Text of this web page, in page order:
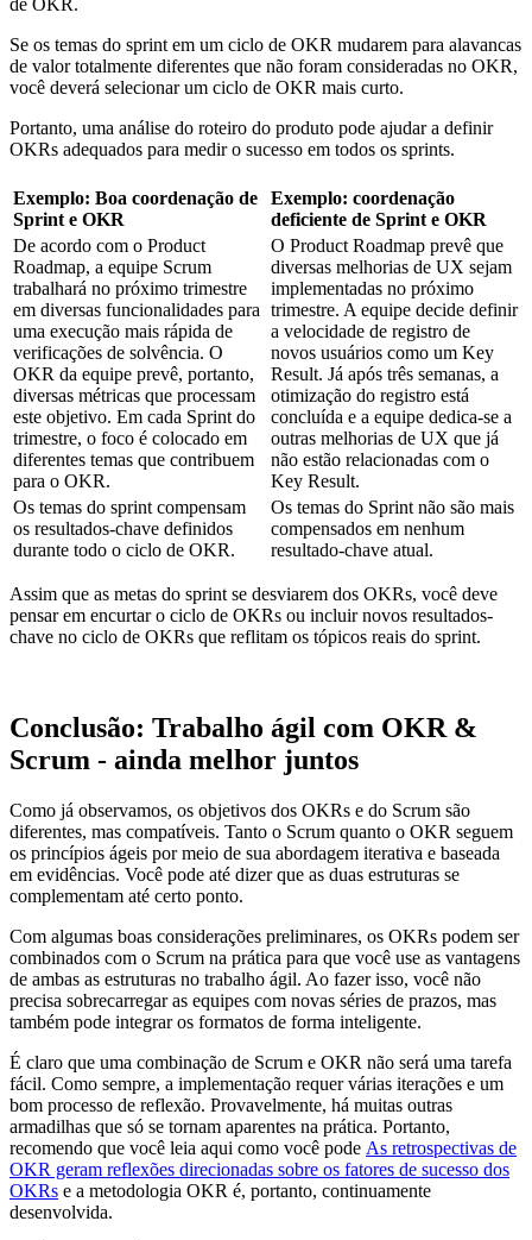
de OKR.
Se os temas do sprint em um ciclo de OKR mudarem para alavancas
de valor totalmente diferentes que não foram consideradas no OKR,
você deverá selecionar um ciclo de OKR mais curto.
Portanto, uma análise do roteiro do produto pode ajudar a definir
OKRs adequados para medir o sucesso em todos os sprints.
Exemplo: Boa coordenação de
Sprint e OKR
Exemplo: coordenação
deficiente de Sprint e OKR
De acordo com o Product
Roadmap, a equipe Scrum
trabalhará no próximo trimestre
em diversas funcionalidades para
uma execução mais rápida de
verificações de solvência. O
OKR da equipe prevê, portanto,
diversas métricas que processam
este objetivo. Em cada Sprint do
trimestre, o foco é colocado em
diferentes temas que contribuem
para o OKR.
O Product Roadmap prevê que
diversas melhorias de UX sejam
implementadas no próximo
trimestre. A equipe decide definir
a velocidade de registro de
novos usuários como um Key
Result. Já após três semanas, a
otimização do registro está
concluída e a equipe dedica-se a
outras melhorias de UX que já
não estão relacionadas com o
Key Result.
Os temas do sprint compensam
os resultados-chave definidos
durante todo o ciclo de OKR.
Os temas do Sprint não são mais
compensados em nenhum
resultado-chave atual.
Assim que as metas do sprint se desviarem dos OKRs, você deve
pensar em encurtar o ciclo de OKRs ou incluir novos resultados-
chave no ciclo de OKRs que reflitam os tópicos reais do sprint.
Conclusão: Trabalho ágil com OKR &
Scrum - ainda melhor juntos
Como já observamos, os objetivos dos OKRs e do Scrum são
diferentes, mas compatíveis. Tanto o Scrum quanto o OKR seguem
os princípios ágeis por meio de sua abordagem iterativa e baseada
em evidências. Você pode até dizer que as duas estruturas se
complementam até certo ponto.
Com algumas boas considerações preliminares, os OKRs podem ser
combinados com o Scrum na prática para que você use as vantagens
de ambas as estruturas no trabalho ágil. Ao fazer isso, você não
precisa sobrecarregar as equipes com novas séries de prazos, mas
também pode integrar os formatos de forma inteligente.
É claro que uma combinação de Scrum e OKR não será uma tarefa
fácil. Como sempre, a implementação requer várias iterações e um
bom processo de reflexão. Provavelmente, há muitas outras
armadilhas que só se tornam aparentes na prática. Portanto,
recomendo que você leia aqui como você pode As retrospectivas de
OKR geram reflexões direcionadas sobre os fatores de sucesso dos
OKRs e a metodologia OKR é, portanto, continuamente
desenvolvida.